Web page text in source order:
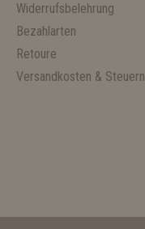
Widerrufsbelehrung
Bezahlarten
Retoure
Versandkosten & Steuern